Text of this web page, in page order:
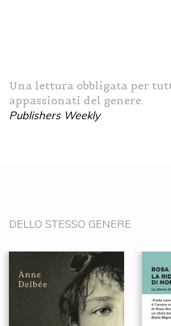
Una lettura obbligata per
appassionati del genere.
Publishers Weekly
DELLO STESSO GENERE